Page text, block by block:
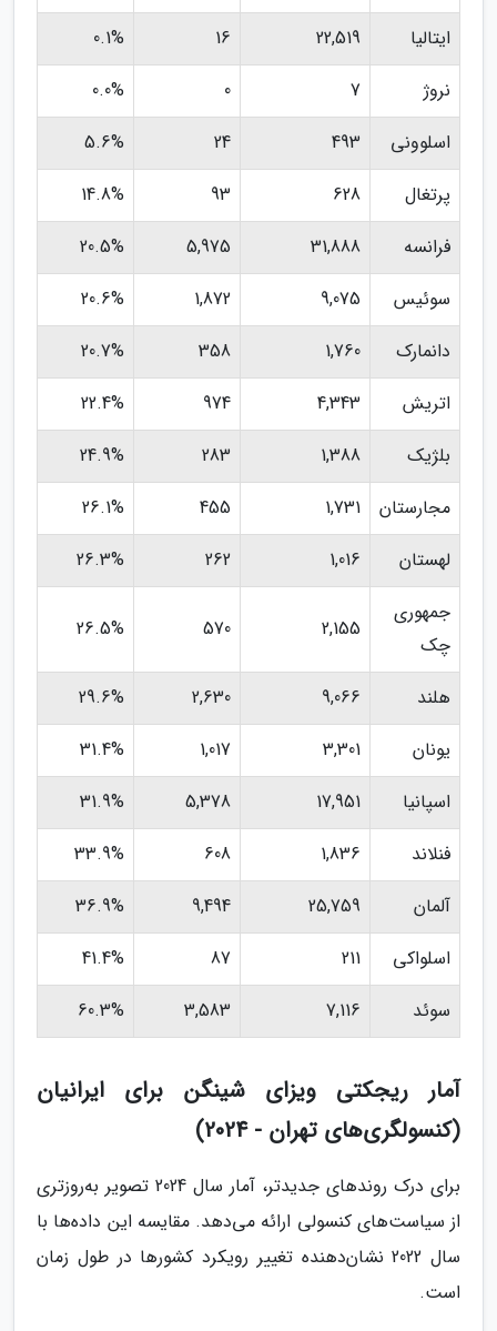
ایتالیا
22,519
16
0.1%
نروژ
7
0
0.0%
اسلوونی
493
24
5.6%
پرتغال
628
93
14.8%
فرانسه
31,888
5,975
20.5%
سوئیس
9,075
1,872
20.6%
دانمارک
1,760
358
20.7%
اتریش
4,343
974
22.4%
بلژیک
1,388
283
24.9%
مجارستان
1,731
455
26.1%
لهستان
1,016
262
26.3%
جمهوری
چک
2,155
570
26.5%
هلند 9,066
2,630
29.6%
یونان
3,301
1,017
31.4%
اسپانیا
17,951
5,378
31.9%
فنلاند
1,836
608
33.9%
آلمان
25,759
9,494
36.9%
اسلواکی
211
87
41.4%
سوئد
7,116
3,583
60.3%
آمار ریجکتی ویزای شینگن برای ایرانیان
(کنسولگری‌های تهران - 2024)
برای درک روندهای جدیدتر، آمار سال 2024 تصویر به‌روزتری
از سیاست‌های کنسولی ارائه می‌دهد. مقایسه این داده‌ها با
سال 2022 نشان‌دهنده تغییر رویکرد کشورها در طول زمان
است.